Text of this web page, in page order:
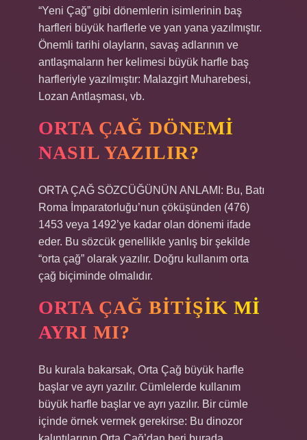
“Yeni Çağ” gibi dönemlerin isimlerinin baş
harfleri büyük harflerle ve yan yana yazılmıştır.
Önemli tarihi olayların, savaş adlarının ve
antlaşmaların her kelimesi büyük harfle baş
harfleriyle yazılmıştır: Malazgirt Muharebesi,
Lozan Antlaşması, vb.
ORTA ÇAĞ DÖNEMI
NASIL YAZILIR?
ORTA ÇAĞ SÖZCÜĞÜNÜN ANLAMI: Bu, Batı
Roma İmparatorluğu’nun çöküşünden (476)
1453 veya 1492’ye kadar olan dönemi ifade
eder. Bu sözcük genellikle yanlış bir şekilde
“orta çağ” olarak yazılır. Doğru kullanım orta
çağ biçiminde olmalıdır.
ORTA ÇAĞ BITIŞIK MI
AYRI MI?
Bu kurala bakarsak, Orta Çağ büyük harfle
başlar ve ayrı yazılır. Cümlelerde kullanım
büyük harfle başlar ve ayrı yazılır. Bir cümle
içinde örnek vermek gerekirse: Bu dinozor